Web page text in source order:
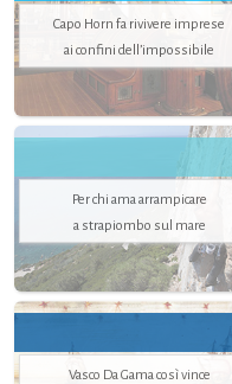
Capo Horn fa rivivere imprese
ai confini dell’impossibile
Per chi ama arrampicare
a strapiombo sul mare
Vasco Da Gama così vince